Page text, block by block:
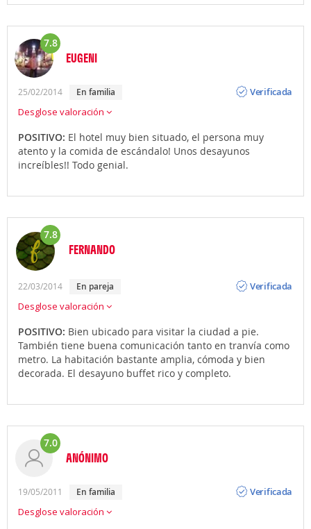
7.8
EUGENI
25/02/2014 en familia
Verificada
Desglose valoración
POSITIVO: El hotel muy bien situado, el persona muy
atento y la comida de escándalo! Unos desayunos
increíbles!! Todo genial.
7.8
FERNANDO
22/03/2014 en pareja
Verificada
Desglose valoración
POSITIVO: Bien ubicado para visitar la ciudad a pie.
También tiene buena comunicación tanto en tranvía como
metro. La habitación bastante amplia, cómoda y bien
decorada. El desayuno buffet rico y completo.
7.0
ANÓNIMO
19/05/2011 en familia
Verificada
Desglose valoración